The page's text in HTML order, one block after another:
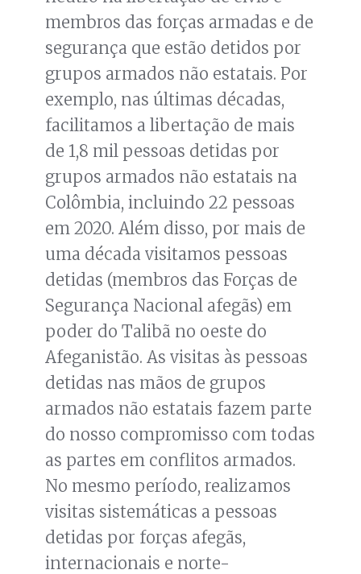
membros das forças armadas e de
segurança que estão detidos por
grupos armados não estatais. Por
exemplo, nas últimas décadas,
facilitamos a libertação de mais
de 1,8 mil pessoas detidas por
grupos armados não estatais na
Colômbia, incluindo 22 pessoas
em 2020. Além disso, por mais de
uma década visitamos pessoas
detidas (membros das Forças de
Segurança Nacional afegãs) em
poder do Talibã no oeste do
Afeganistão. As visitas às pessoas
detidas nas mãos de grupos
armados não estatais fazem parte
do nosso compromisso com todas
as partes em conflitos armados.
No mesmo período, realizamos
visitas sistemáticas a pessoas
detidas por forças afegãs,
internacionais e norte-